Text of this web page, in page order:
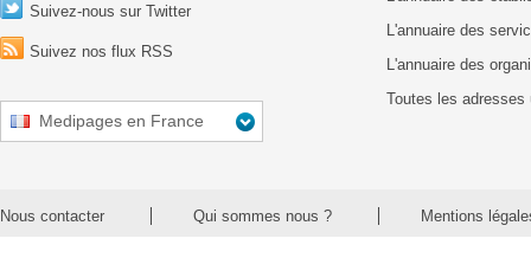
Suivez-nous sur Twitter
Suivez nos flux RSS
Medipages en France
L'annuaire des
L'annuaire des
Toutes les adresses
Nous contacter Qui sommes nous ? Mentions